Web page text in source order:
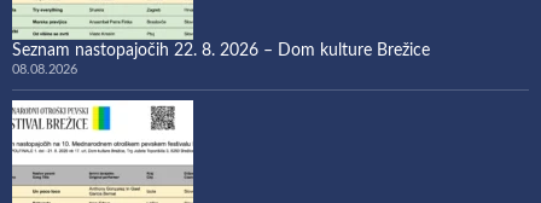
Seznam nastopajočih 22. 8. 2026 – Dom kulture Brežice
08.08.2026